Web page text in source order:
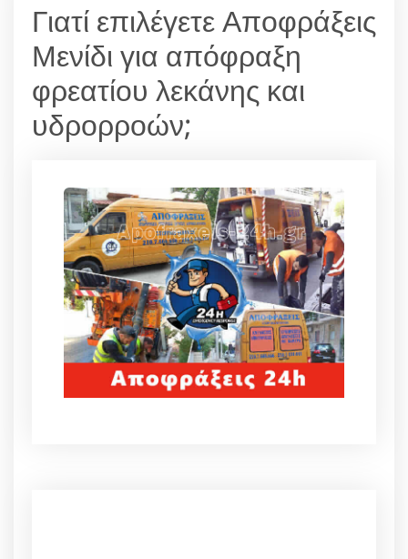
Γιατί επιλέγετε Αποφράξεις
Μενίδι για απόφραξη
φρεατίου λεκάνης και
υδρορροών;